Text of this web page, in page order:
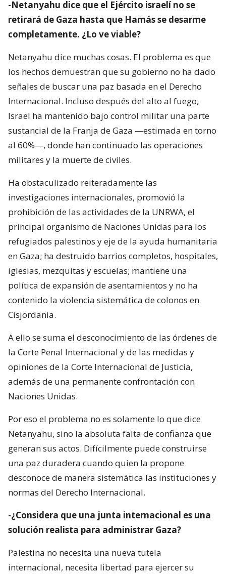
-Netanyahu dice que el Ejército israelí no se
retirará de Gaza hasta que Hamás se desarme
completamente. ¿Lo ve viable?
Netanyahu dice muchas cosas. El problema es que
los hechos demuestran que su gobierno no ha dado
señales de buscar una paz basada en el Derecho
Internacional. Incluso después del alto al fuego,
Israel ha mantenido bajo control militar una parte
sustancial de la Franja de Gaza —estimada en torno
al 60%—, donde han continuado las operaciones
militares y la muerte de civiles.
Ha obstaculizado reiteradamente las
investigaciones internacionales, promovió la
prohibición de las actividades de la UNRWA, el
principal organismo de Naciones Unidas para los
refugiados palestinos y eje de la ayuda humanitaria
en Gaza; ha destruido barrios completos, hospitales,
iglesias, mezquitas y escuelas; mantiene una
política de expansión de asentamientos y no ha
contenido la violencia sistemática de colonos en
Cisjordania.
A ello se suma el desconocimiento de las órdenes de
la Corte Penal Internacional y de las medidas y
opiniones de la Corte Internacional de Justicia,
además de una permanente confrontación con
Naciones Unidas.
Por eso el problema no es solamente lo que dice
Netanyahu, sino la absoluta falta de confianza que
generan sus actos. Difícilmente puede construirse
una paz duradera cuando quien la propone
desconoce de manera sistemática las instituciones y
normas del Derecho Internacional.
-¿Considera que una junta internacional es una
solución realista para administrar Gaza?
Palestina no necesita una nueva tutela
internacional, necesita libertad para ejercer su